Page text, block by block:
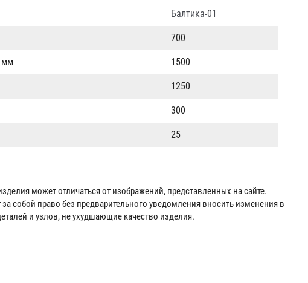
Балтика-01
700
мм 1500
1250
300
25
может отличаться от изображений, представленных на сайте.
за собой право без предварительного уведомления вносить изменения в
и узлов, не ухудшающие качество изделия.